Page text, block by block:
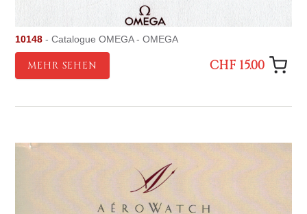
10148 - Catalogue OMEGA - OMEGA
MEHR SEHEN CHF 15.00